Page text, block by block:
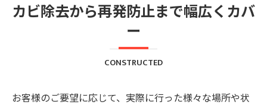
カビ除去から再発防止まで幅広くカバ
ー
CONSTRUCTED
お客様のご要望に応じて、実際に行った様々な場所や状